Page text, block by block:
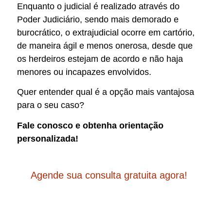
Enquanto o judicial é realizado através do
Poder Judiciário, sendo mais demorado e
burocrático, o extrajudicial ocorre em cartório,
de maneira ágil e menos onerosa, desde que
os herdeiros estejam de acordo e não haja
menores ou incapazes envolvidos.
Quer entender qual é a opção mais vantajosa
para o seu caso?
Fale conosco e obtenha orientação
personalizada!
Agende sua consulta gratuita agora!